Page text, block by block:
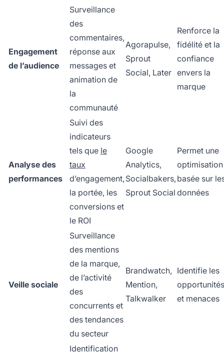
Engagement
de l’audience
Surveillance
des
commentaires,
réponse aux
messages et
animation de
la
communauté
Agorapulse,
Sprout
Social, Later
Renforce la
fidélité et la
confiance
envers la
marque
Analyse des
performances
Suivi des
indicateurs
tels que le
taux
d’engagement,
la portée, les
conversions et
le ROI
Google
Analytics,
Socialbakers,
Sprout Social
Permet une
optimisation
basée sur
données
Veille sociale
Surveillance
des mentions
de la marque,
de l’activité
des
concurrents et
des tendances
du secteur
Brandwatch,
Mention,
Talkwalker
Identifie les
opportunités
et menaces
Identification